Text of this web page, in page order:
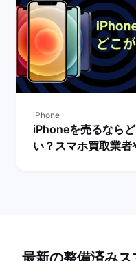
iPhone
iPhoneを売るなら
い？スマホ買取業者
最新の整備済み